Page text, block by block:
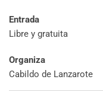
Entrada
Libre y gratuita
Organiza
Cabildo de Lanzarote